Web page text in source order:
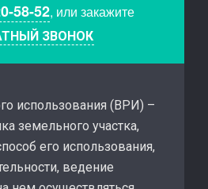
58-52, или закажите
ЗВОНОК
использования (ВРИ) –
земельного участка,
его использования,
ведение